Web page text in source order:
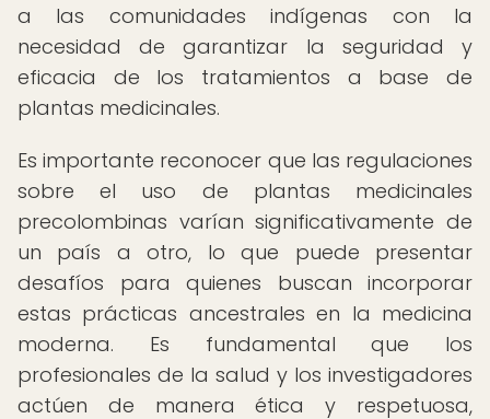
a las comunidades indígenas con la
necesidad de garantizar la seguridad y
eficacia de los tratamientos a base de
plantas medicinales.
Es importante reconocer que las regulaciones
sobre el uso de plantas medicinales
precolombinas varían significativamente de
un país a otro, lo que puede presentar
desafíos para quienes buscan incorporar
estas prácticas ancestrales en la medicina
moderna. Es fundamental que los
profesionales de la salud y los investigadores
actúen de manera ética y respetuosa,